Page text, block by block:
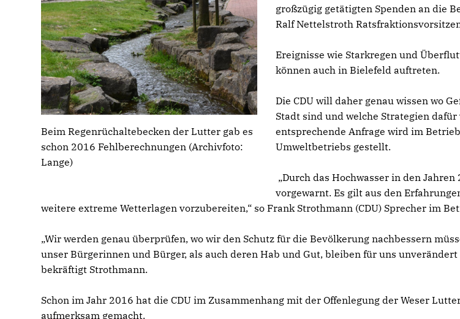
Beim Regenrüchaltebecken der Lutter gab es
schon 2016 Fehlberechnungen (Archivfoto:
Lange)
großzügig getätigten Spenden an die
Ralf Nettelstroth
Ereignisse wie Starkregen und
können auch in Bielefeld auftreten.
Die CDU will daher genau wissen wo
Stadt sind und welche Strategien
entsprechende Anfrage wird im
Umweltbetriebs gestellt.
Durch das Hochwasser in den
vorgewarnt. Es gilt aus den
weitere extreme Wetterlagen vorzubereiten,“ so Frank Strothmann (CDU) Sprecher im
Wir werden genau überprüfen, wo wir den Schutz für die Bevölkerung nachbessern
unser Bürgerinnen und Bürger, als auch deren Hab und Gut, bleiben für uns
bekräftigt Strothmann.
Schon im Jahr 2016 hat die CDU im Zusammenhang mit der Offenlegung der Weser
aufmerksam gemacht.